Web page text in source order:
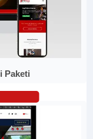
Paketi